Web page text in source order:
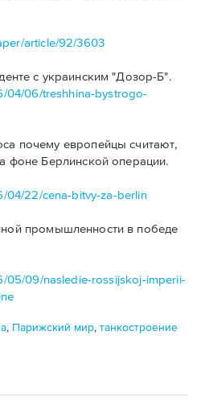
article/92/3603
с украинским "Дозор-Б".
04/06/treshhina-bystrogo-
почему европейцы считают,
фоне Берлинской операции.
04/22/cena-bitvy-za-berlin
промышленности в победе
05/09/nasledie-rossijskoj-imperii-
, Парижский мир,танкостроение